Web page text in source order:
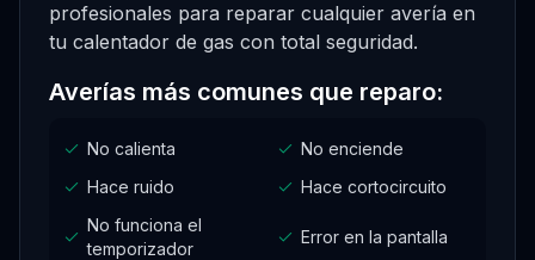
profesionales para reparar cualquier avería en
tu calentador de gas con total seguridad.
Averías más comunes que reparo:
No calienta
No enciende
Hace ruido
Hace cortocircuito
No funciona el
temporizador
Error en la pantalla